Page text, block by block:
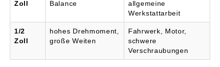
Zoll Balance
allgemeine
Werkstattarbeit
1/2
Zoll
hohes Drehmoment,
große Weiten
Fahrwerk, Motor,
schwere
Verschraubungen